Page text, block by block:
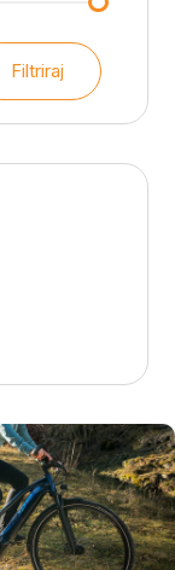
Min
cijena
Maks
cijena
Filtriraj